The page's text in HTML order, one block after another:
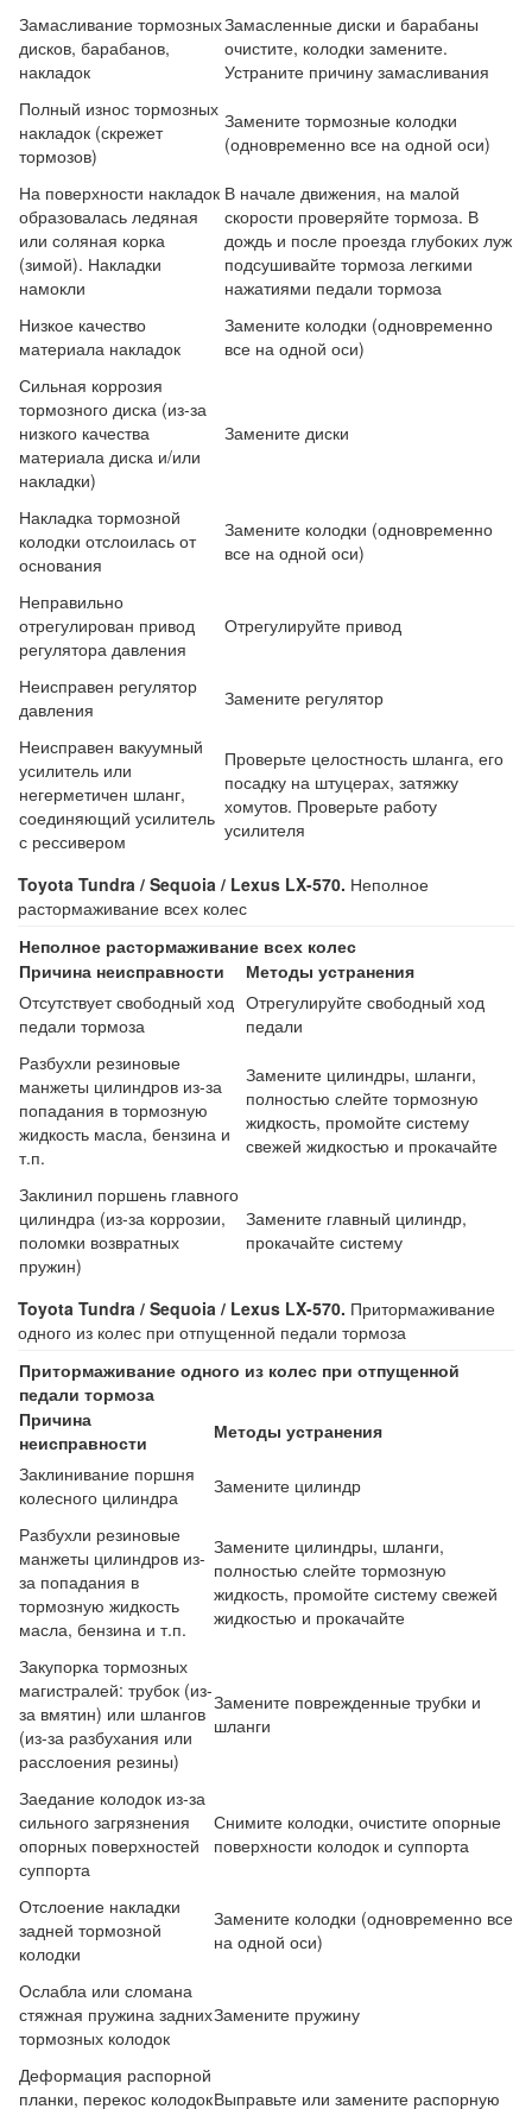
Замасливание тормозных
дисков, барабанов,
накладок
Замасленные диски и барабаны
очистите, колодки замените.
Устраните причину замасливания
Полный износ тормозных
накладок (скрежет
тормозов)
Замените тормозные колодки
(одновременно все на одной оси)
На поверхности накладок
образовалась ледяная
или соляная корка
(зимой). Накладки
намокли
В начале движения, на малой
скорости проверяйте тормоза. В
дождь и после проезда глубоких луж
подсушивайте тормоза легкими
нажатиями педали тормоза
Низкое качество
материала накладок
Замените колодки (одновременно
все на одной оси)
Сильная коррозия
тормозного диска (из-за
низкого качества
материала диска и/или
накладки)
Замените диски
Накладка тормозной
колодки отслоилась от
основания
Замените колодки (одновременно
все на одной оси)
Неправильно
отрегулирован привод
регулятора давления
Отрегулируйте привод
Неисправен регулятор
давления
Замените регулятор
Неисправен вакуумный
усилитель или
негерметичен шланг,
соединяющий усилитель
с рессивером
Проверьте целостность шланга, его
посадку на штуцерах, затяжку
хомутов. Проверьте работу
усилителя
Toyota Tundra / Sequoia / Lexus LX-570. Неполное
растормаживание всех колес
Неполное растормаживание всех колес
Причина неисправности
Методы устранения
Отсутствует свободный ход
педали тормоза
Отрегулируйте свободный ход
педали
Разбухли резиновые
манжеты цилиндров из-за
попадания в тормозную
жидкость масла, бензина и
т.п.
Замените цилиндры, шланги,
полностью слейте тормозную
жидкость, промойте систему
свежей жидкостью и прокачайте
Заклинил поршень главного
цилиндра (из-за коррозии,
поломки возвратных
пружин)
Замените главный цилиндр,
прокачайте систему
Toyota Tundra / Sequoia / Lexus LX-570. Притормаживание
одного из колес при отпущенной педали тормоза
Притормаживание одного из колес при отпущенной
педали тормоза
Причина
неисправности
Методы устранения
Заклинивание поршня
колесного цилиндра
Замените цилиндр
Разбухли резиновые
манжеты цилиндров из-
за попадания в
тормозную жидкость
масла, бензина и т.п.
Замените цилиндры, шланги,
полностью слейте тормозную
жидкость, промойте систему свежей
жидкостью и прокачайте
Закупорка тормозных
магистралей: трубок (из-
за вмятин) или шлангов
(из-за разбухания или
расслоения резины)
Замените поврежденные трубки и
шланги
Заедание колодок из-за
сильного загрязнения
опорных поверхностей
суппорта
Снимите колодки, очистите опорные
поверхности колодок и суппорта
Отслоение накладки
задней тормозной
колодки
Замените колодки (одновременно все
на одной оси)
Ослабла или сломана
стяжная пружина задних
тормозных колодок
Замените пружину
Деформация распорной
планки, перекос колодокВыправьте или замените распорную